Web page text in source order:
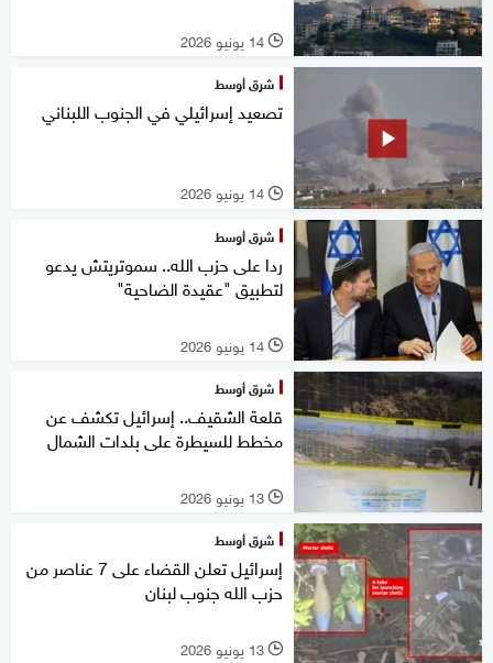
l 14 يونيو 2026
شرق أوسط
تصعيد إسرائيلي في الجنوب اللبناني
l 14 يونيو 2026
شرق أوسط
ردا على حزب الله.. سموتريتش يدعو
لتطبيق "عقيدة الضاحية"
l 14 يونيو 2026
شرق أوسط
قلعة الشقيف.. إسرائيل تكشف عن
مخطط للسيطرة على بلدات الشمال
l 13 يونيو 2026
شرق أوسط
إسرائيل تعلن القضاء على 7 عناصر من
حزب الله جنوب لبنان
l 13 يونيو 2026